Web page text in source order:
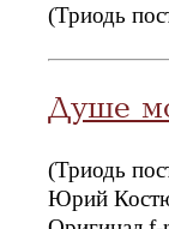
(Триодь
Душе
(Триодь
Юрий